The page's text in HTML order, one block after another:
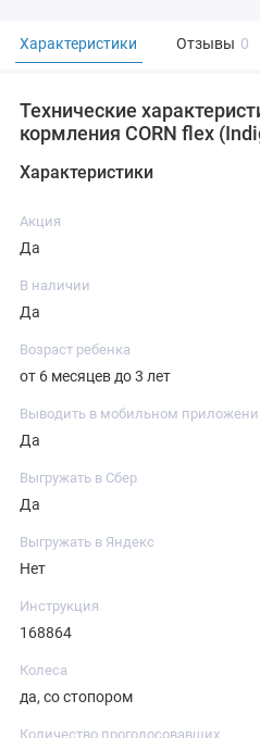
Характеристики Отзывы 0
Технические
кормления CORN flex
Характеристики
Акция
Да
В наличии
Да
Возраст ребенка
от 6 месяцев до 3 лет
Выводить в мобильном
Да
Выгружать в Сбер
Да
Выгружать в Яндекс
Нет
Инструкция
168864
Колеса
да, со стопором
Количество проголосовавших